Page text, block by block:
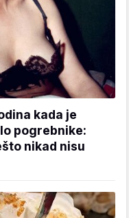
kada je
pogrebnike:
nikad nisu